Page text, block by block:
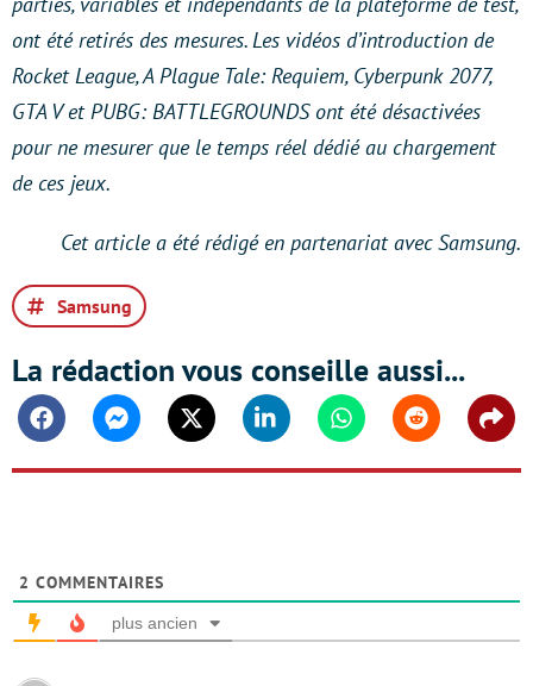
ont été retirés des mesures. Les vidéos d’introduction de
Rocket League, A Plague Tale: Requiem, Cyberpunk 2077,
GTA V et PUBG: BATTLEGROUNDS ont été désactivées
pour ne mesurer que le temps réel dédié au chargement
de ces jeux.
Cet article a été rédigé en partenariat avec Samsung.
Samsung
La rédaction vous conseille aussi...
FacebookMessengerTwitter Linkedin WhatsappReddit
2 COMMENTAIRES
plus ancien